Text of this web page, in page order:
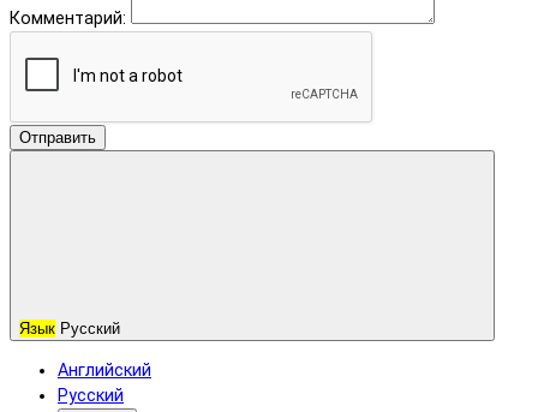
Комментарий:
Отправить
Язык Русский
Английский
Русский